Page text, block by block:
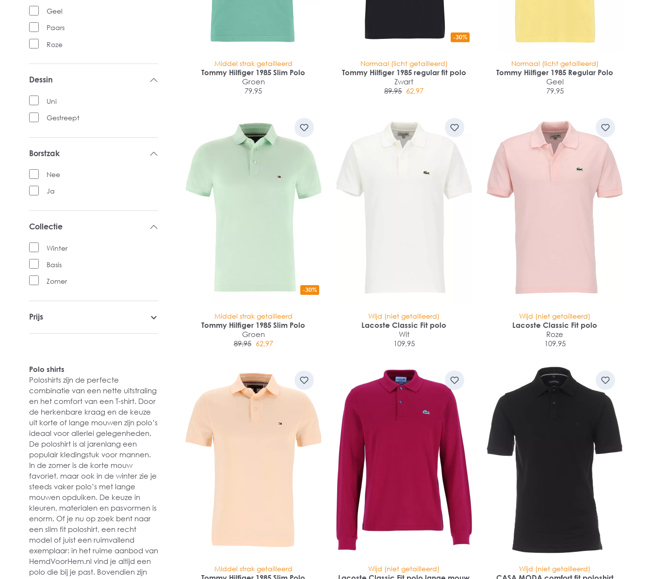
Geel
Paars
Roze
Dessin
Uni
Gestreept
Borstzak
Nee
Ja
Collectie
Winter
Basis
Zomer
Prijs
Polo shirts
Poloshirts zijn de perfecte
combinatie van een nette uitstraling
en het comfort van een T-shirt. Door
de herkenbare kraag en de keuze
uit korte of lange mouwen zijn polo’s
ideaal voor allerlei gelegenheden.
De poloshirt is al jarenlang een
populair kledingstuk voor mannen.
In de zomer is de korte mouw
favoriet, maar ook in de winter zie je
steeds vaker polo’s met lange
mouwen opduiken. De keuze in
kleuren, materialen en pasvormen is
enorm. Of je nu op zoek bent naar
een slim fit poloshirt, een recht
model of juist een ruimvallend
exemplaar: in het ruime aanbod van
HemdVoorHem.nl vind je altijd een
polo die bij je past. Bovendien zijn
Middel strak getailleerd
Tommy Hilfiger 1985 Slim Polo
Groen
79,95
-30%
Normaal (licht getailleerd)
Tommy Hilfiger 1985 regular fit polo
Zwart
89,95 62,97
Normaal (licht getailleerd)
Tommy Hilfiger 1985 Regular Polo
Geel
79,95
-30%
Middel strak getailleerd
Tommy Hilfiger 1985 Slim Polo
Groen
89,95 62,97
Wijd (niet getailleerd)
Lacoste Classic Fit polo
Wit
109,95
Wijd (niet getailleerd)
Lacoste Classic Fit polo
Roze
109,95
Middel strak getailleerd Wijd (niet getailleerd) Wijd (niet getailleerd)